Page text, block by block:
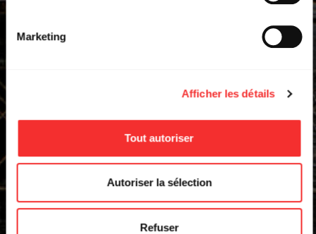
Marketing
Afficher les détails
Tout autoriser
Autoriser la sélection
Refuser